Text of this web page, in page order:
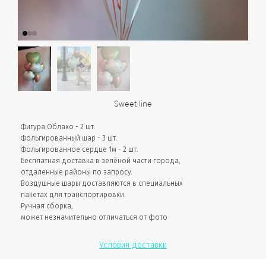
Sweet line
Фигура Облако - 2 шт.
Фольгированный шар - 3 шт.
Фольгированное сердце 1м - 2 шт.
Бесплатная доставка в зелёной части города,
отдаленные районы по запросу.
Воздушные шары доставляются в специальных
пакетах для транспортировки.
Ручная сборка,
может незначительно отличаться от фото
Условия доставки